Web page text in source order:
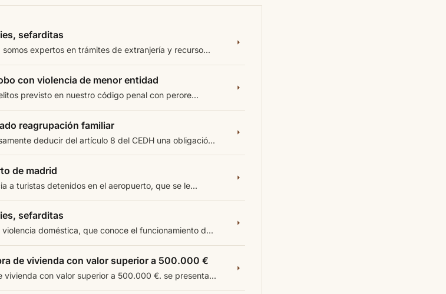
sefarditas
expertos en trámites de extranjería y recurso...
con violencia de menor entidad
previsto en nuestro código penal con perore...
reagrupación familiar
deducir del artículo 8 del CEDH una obligació...
de madrid
a turistas detenidos en el aeropuerto, que se le...
sefarditas
doméstica, que conoce el funcionamiento d...
de vivienda con valor superior a 500.000 €
vivienda con valor superior a 500.000 €. se presenta...